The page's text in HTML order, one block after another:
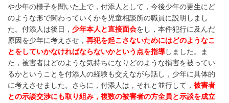
や少年の様子を聞いた上で，付添人として，今後少年の更生にど
のような形で関わっていくかを児童相談所の職員に説明しまし
た。 付添人は後日， 少年本人と直接面会をし，本件犯行に及んだ
原因を少年に考えさせ， 再犯を起こさないためにはどのようなこ
とをしていかなければならないかという点を指導しました。ま
た，被害者はどのような気持ちになりどのような損害を被ってい
るかということを付添人の経験も交えながら話し，少年に具体的
に考えさせました。さらに， 付添人は，それと並行して， 被害者
との示談交渉にも取り組み，複数の被害者の方全員と示談を成立